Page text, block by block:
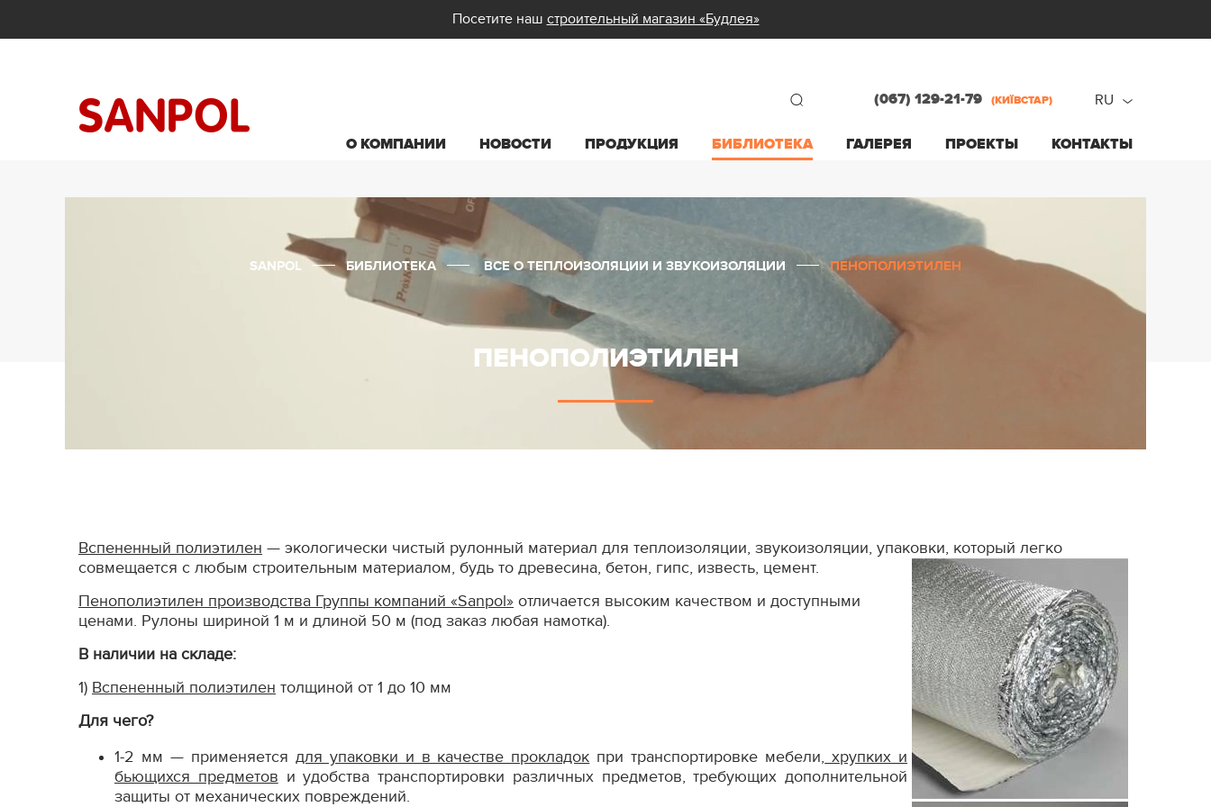
Посетите наш строительный магазин «Будлея»
О КОМПАНИИ НОВОСТИ ПРОДУКЦИЯ БИБЛИОТЕКА ГАЛЕРЕЯ ПРОЕКТЫ КОНТАКТЫ
(067) 129-21-79 (КИЇВСТАР)
RU
ua
ПЕНОПОЛИЭТИЛЕН
SANPOL БИБЛИОТЕКА ВСЕ О ТЕПЛОИЗОЛЯЦИИ И ЗВУКОИЗОЛЯЦИИ ПЕНОПОЛИЭТИЛЕН
Вспененный полиэтилен — экологически чистый рулонный материал для теплоизоляции, звукоизоляции, упаковки, который легко
совмещается с любым строительным материалом, будь то древесина, бетон, гипс, известь, цемент.
Пенополиэтилен производства Группы компаний «Sanpol» отличается высоким качеством и доступными
ценами. Рулоны шириной 1 м и длиной 50 м (под заказ любая намотка).
В наличии на складе:
1) Вспененный полиэтилен толщиной от 1 до 10 мм
Для чего?
1-2 мм — применяется для упаковки и в качестве прокладок при транспортировке мебели, хрупких и
бьющихся предметов и удобства транспортировки различных предметов, требующих дополнительной
защиты от механических повреждений.